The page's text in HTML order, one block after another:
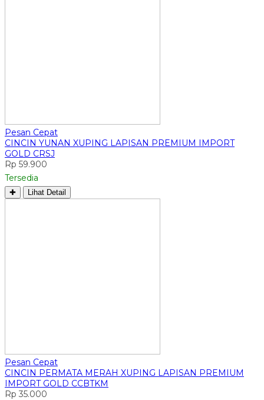
Pesan Cepat
CINCIN YUNAN XUPING LAPISAN PREMIUM IMPORT
GOLD CRSJ
Rp 59.900
Tersedia
✚ Lihat Detail
Pesan Cepat
CINCIN PERMATA MERAH XUPING LAPISAN PREMIUM
IMPORT GOLD CCBTKM
Rp 35.000